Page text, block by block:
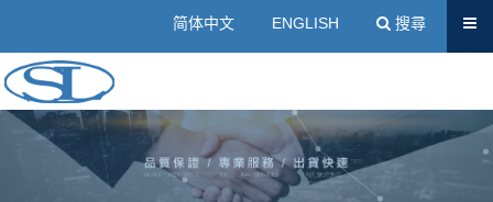
壓克力樹脂廠商｜冷埋樹脂、壓克力粉-士琳科技有限公司
送出
简体中文 ENGLISH 搜尋